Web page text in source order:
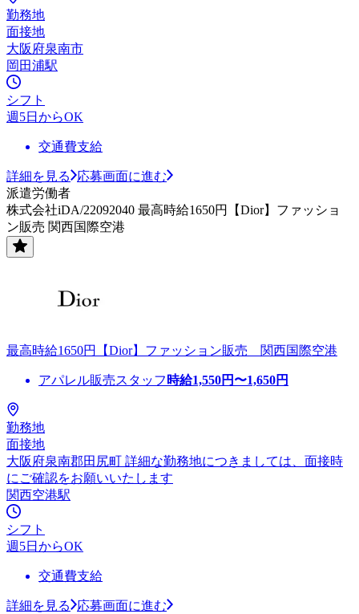
勤務地
面接地
大阪府泉南市
岡田浦駅
シフト
週5日からOK
交通費支給
詳細を見る
応募画面に進む
派遣労働者
株式会社iDA/22092040 最高時給1650円【Dior】ファッショ
ン販売 関西国際空港
最高時給1650円【Dior】ファッション販売 関西国際空港
アパレル販売スタッフ 時給1,550円〜1,650円
勤務地
面接地
大阪府泉南郡田尻町 詳細な勤務地につきましては、面接時
にご確認をお願いいたします
関西空港駅
シフト
週5日からOK
交通費支給
詳細を見る
応募画面に進む